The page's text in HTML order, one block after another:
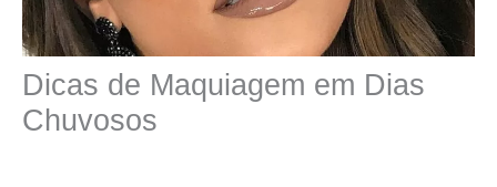
Dicas de Maquiagem em Dias
Chuvosos